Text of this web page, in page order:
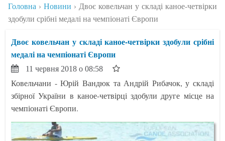
БЛОГИ
КОНТАКТИ
Головна Новини
Двоє ковельчан у складі каное-четвірки
здобули срібні медалі на чемпіонаті Європи
Двоє ковельчан у складі каное-четвірки здобули срібні
медалі на чемпіонаті Європи
11 червня 2018 о 08:58
Ковельчани - Юрій Вандюк та Андрій Рибачок, у складі
збірної України в каное-четвірці здобули друге місце на
чемпіонаті Європи.